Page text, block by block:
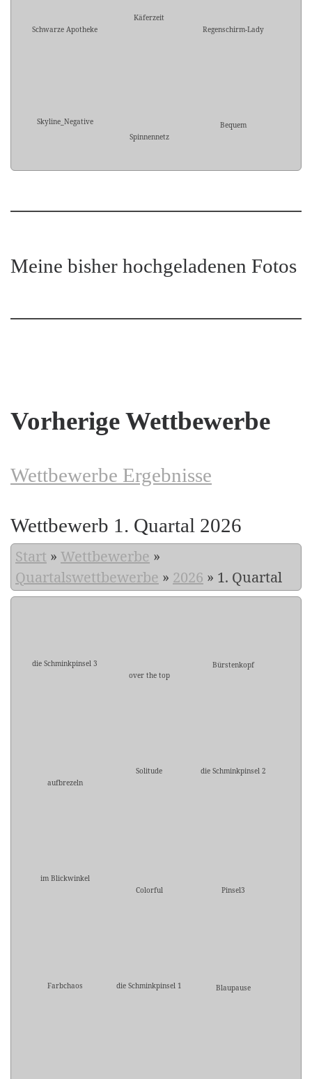
Schwarze Apotheke
Käferzeit
Regenschirm-Lady
Skyline_Negative
Spinnennetz
Bequem
Meine bisher hochgeladenen Fotos
Vorherige Wettbewerbe
Wettbewerbe Ergebnisse
Wettbewerb 1. Quartal 2026
Start » Wettbewerbe »
Quartalswettbewerbe » 2026 » 1. Quartal
die Schminkpinsel 3
over the top
Bürstenkopf
aufbrezeln
Solitude die Schminkpinsel 2
im Blickwinkel
Colorful
Pinsel3
Farbchaos die Schminkpinsel 1 Blaupause